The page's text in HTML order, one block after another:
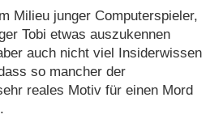
Milieu junger Computerspieler,
Tobi etwas auszukennen
auch nicht viel Insiderwissen
so mancher der
reales Motiv für einen Mord